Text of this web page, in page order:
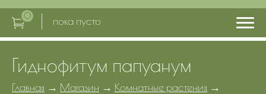
Гиднофитум папуанум
Главная → Магазин → Комнатные растения →
0 пока пусто
Главная